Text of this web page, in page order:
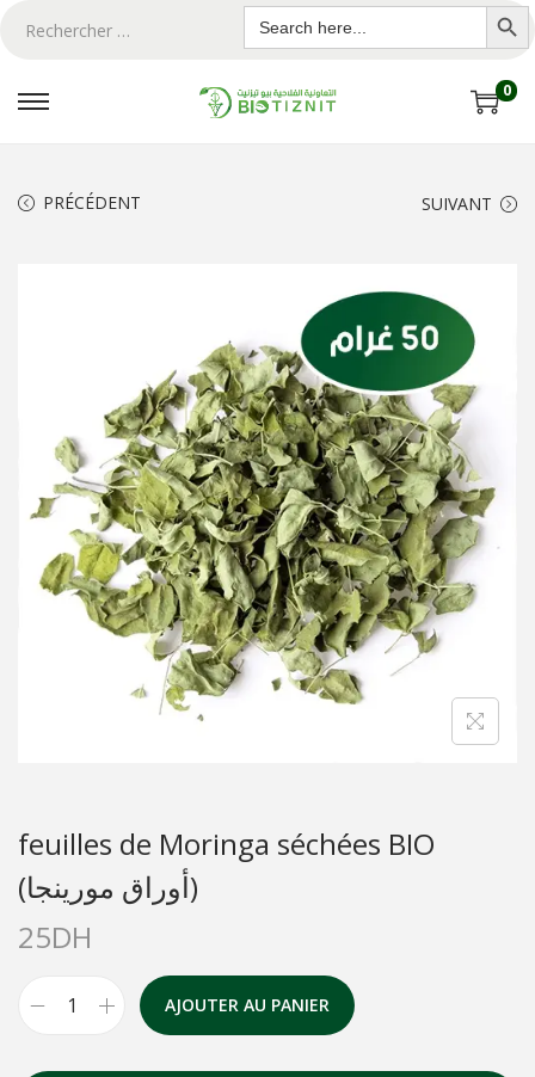
Search
for:
0
PRÉCÉDENT SUIVANT
feuilles de Moringa séchées BIO
(أوراق مورينجا)
25DH
AJOUTER AU PANIER